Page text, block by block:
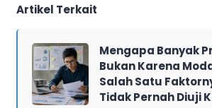
Artikel Terkait
Mengapa Banyak
Bukan Karena
Salah Satu
Tidak Pernah Diuji